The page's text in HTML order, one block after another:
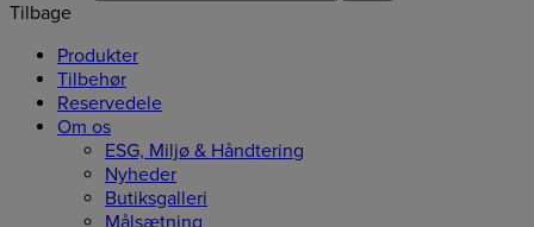
Tilbage
Produkter
Tilbehør
Reservedele
Om os
ESG, Miljø & Håndtering
Nyheder
Butiksgalleri